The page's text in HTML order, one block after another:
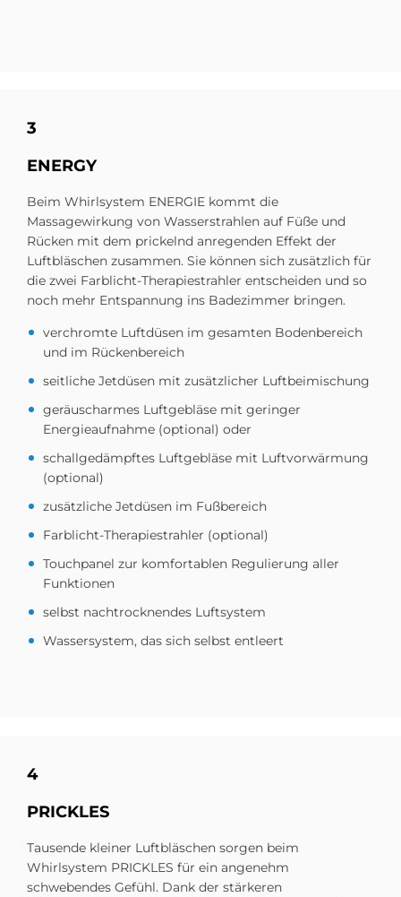
3
EN­ER­GY
Beim Whirlsystem ENERGIE kommt die
Massagewirkung von Wasserstrahlen auf Füße und
Rücken mit dem prickelnd anregenden Effekt der
Luftbläschen zusammen. Sie können sich zusätzlich für
die zwei Farblicht-Therapiestrahler entscheiden und so
noch mehr Entspannung ins Badezimmer bringen.
verchromte Luftdüsen im gesamten Bodenbereich
und im Rückenbereich
seitliche Jetdüsen mit zusätzlicher Luftbeimischung
geräuscharmes Luftgebläse mit geringer
Energieaufnahme (optional) oder
schallgedämpftes Luftgebläse mit Luftvorwärmung
(optional)
zusätzliche Jetdüsen im Fußbereich
Farblicht-Therapiestrahler (optional)
Touchpanel zur komfortablen Regulierung aller
Funktionen
selbst nachtrocknendes Luftsystem
Wassersystem, das sich selbst entleert
4
PRICK­LES
Tausende kleiner Luftbläschen sorgen beim
Whirlsystem PRICKLES für ein angenehm
schwebendes Gefühl. Dank der stärkeren